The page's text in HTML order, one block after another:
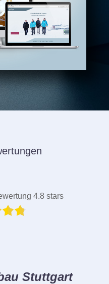
4.8 stars
Stuttgart